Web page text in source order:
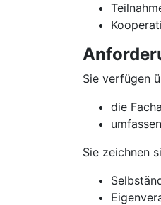
Sie verfügen
die
Sie zeichnen